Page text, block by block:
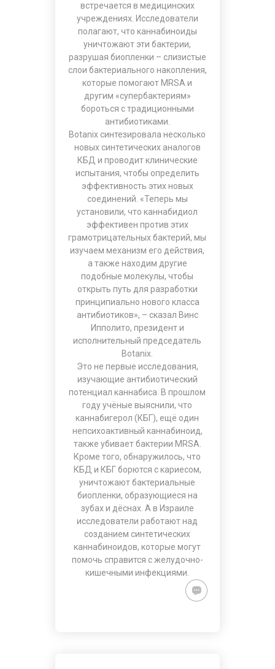
встречается в медицинских
учреждениях. Исследователи
полагают, что каннабиноиды
уничтожают эти бактерии,
разрушая биопленки – слизистые
слои бактериального накопления,
которые помогают MRSA и
другим «супербактериям»
бороться с традиционными
антибиотиками.
Botanix синтезировала несколько
новых синтетических аналогов
КБД и проводит клинические
испытания, чтобы определить
эффективность этих новых
соединений. «Теперь мы
установили, что каннабидиол
эффективен против этих
грамотрицательных бактерий, мы
изучаем механизм его действия,
а также находим другие
подобные молекулы, чтобы
открыть путь для разработки
принципиально нового класса
антибиотиков», – сказал Винс
Ипполито, президент и
исполнительный председатель
Botanix.
Это не первые исследования,
изучающие антибиотический
потенциал каннабиса. В прошлом
году учёные выяснили, что
каннабигерол (КБГ), ещё один
непсихоактивный каннабиноид,
также убивает бактерии MRSA.
Кроме того, обнаружилось, что
КБД и КБГ борются с кариесом,
уничтожают бактериальные
биопленки, образующиеся на
зубах и дёснах. А в Израиле
исследователи работают над
созданием синтетических
каннабиноидов, которые могут
помочь справится с желудочно-
кишечными инфекциями.